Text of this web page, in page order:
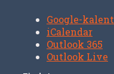
Google-
iCalendar
Outlook 365
Outlook Live